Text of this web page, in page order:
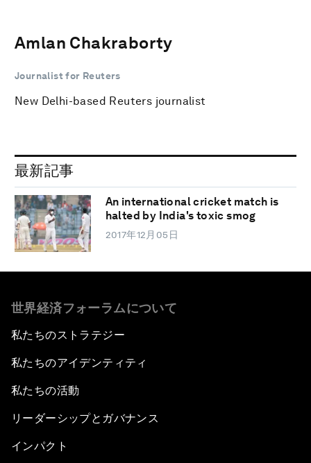
Amlan Chakraborty
Journalist for Reuters
New Delhi-based Reuters journalist
最新記事
An international cricket match is
halted by India's toxic smog
2017年12月05日
世界経済フォーラムについて
私たちのストラテジー
私たちのアイデンティティ
私たちの活動
リーダーシップとガバナンス
インパクト